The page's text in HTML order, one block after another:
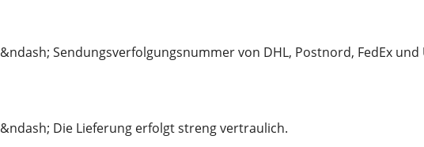
&ndash; Sendungsverfolgungsnummer von DHL, Postnord, FedEx und
&ndash; Die Lieferung erfolgt streng vertraulich.